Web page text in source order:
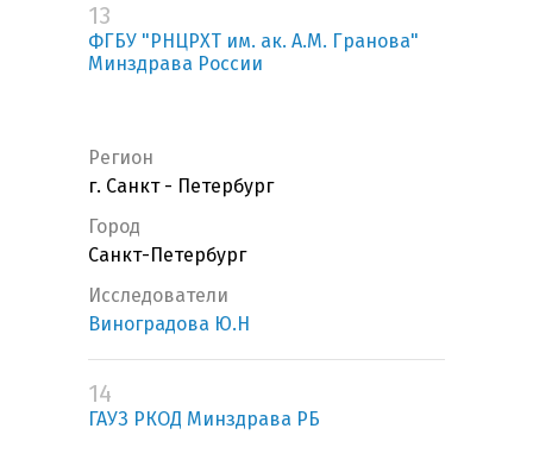
13
ФГБУ "РНЦРХТ им. ак. А.М. Гранова"
Минздрава России
Регион
г. Санкт - Петербург
Город
Санкт-Петербург
Исследователи
Виноградова Ю.Н
14
ГАУЗ РКОД Минздрава РБ